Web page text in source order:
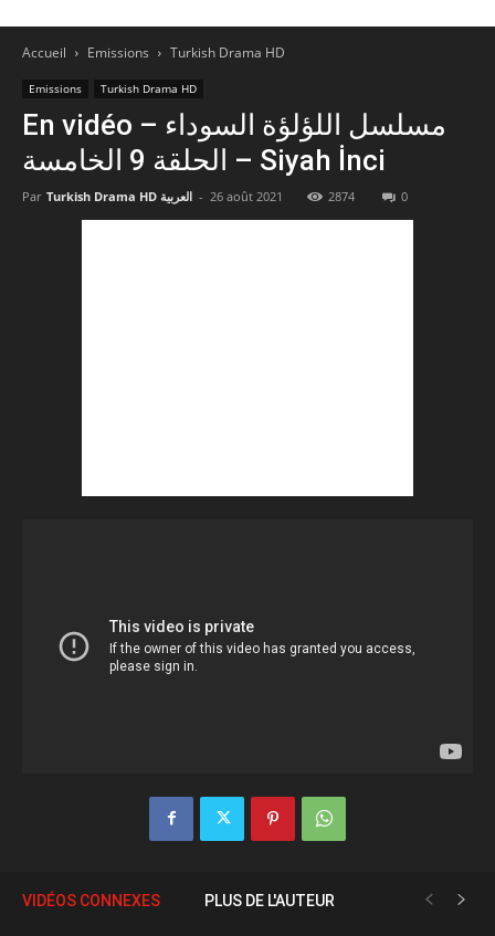
Accueil Emissions Turkish Drama HD
Emissions Turkish Drama HD
En vidéo – مسلسل اللؤلؤة السوداء
الحلقة 9 الخامسة – Siyah İnci
Par Turkish Drama HD العربية - 26 août 2021 2874 0
VIDÉOS CONNEXES PLUS DE L'AUTEUR